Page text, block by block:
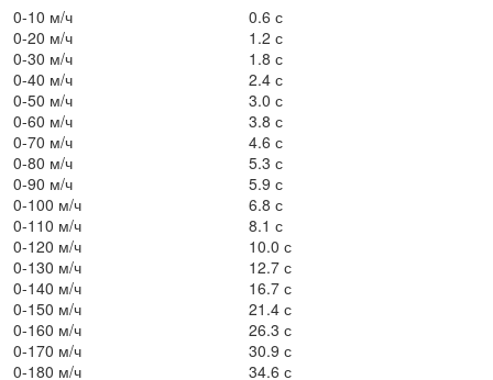
0-10 м/ч
0.6 с
0-20 м/ч
1.2 с
0-30 м/ч
1.8 с
0-40 м/ч
2.4 с
0-50 м/ч
3.0 с
0-60 м/ч
3.8 с
0-70 м/ч
4.6 с
0-80 м/ч
5.3 с
0-90 м/ч
5.9 с
0-100 м/ч
6.8 с
0-110 м/ч
8.1 с
0-120 м/ч
10.0 с
0-130 м/ч
12.7 с
0-140 м/ч
16.7 с
0-150 м/ч
21.4 с
0-160 м/ч
26.3 с
0-170 м/ч
30.9 с
0-180 м/ч
34.6 с